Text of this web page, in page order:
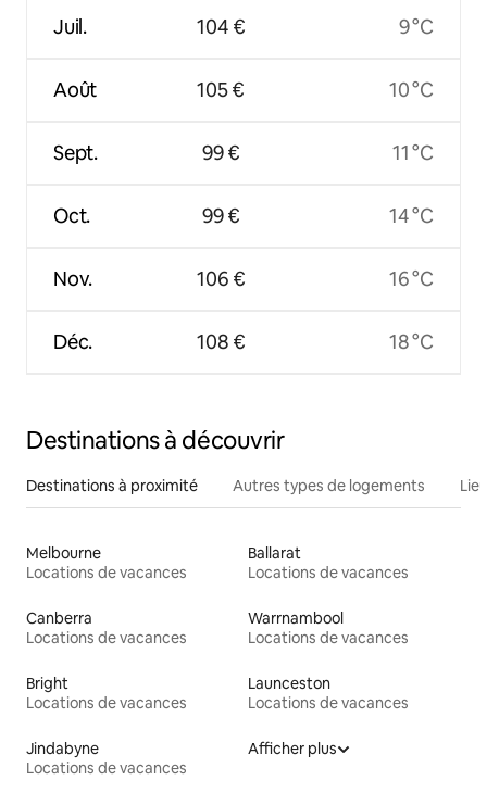
Juil.
Août
Sept.
Oct.
Nov.
Déc.
104 €
105 €
99 €
99 €
106 €
108 €
9 °C
10 °C
11 °C
14 °C
16 °C
18 °C
Destinations à découvrir
Destinations à proximité Autres types de logements
Melbourne
Locations de vacances
Ballarat
Locations de vacances
Canberra
Locations de vacances
Warrnambool
Locations de vacances
Bright
Locations de vacances
Launceston
Locations de vacances
Jindabyne
Locations de vacances
Afficher plus